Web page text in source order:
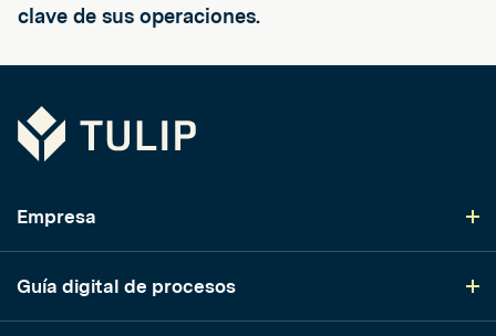
clave de sus operaciones.
Tulip
Empresa
Guía digital de procesos